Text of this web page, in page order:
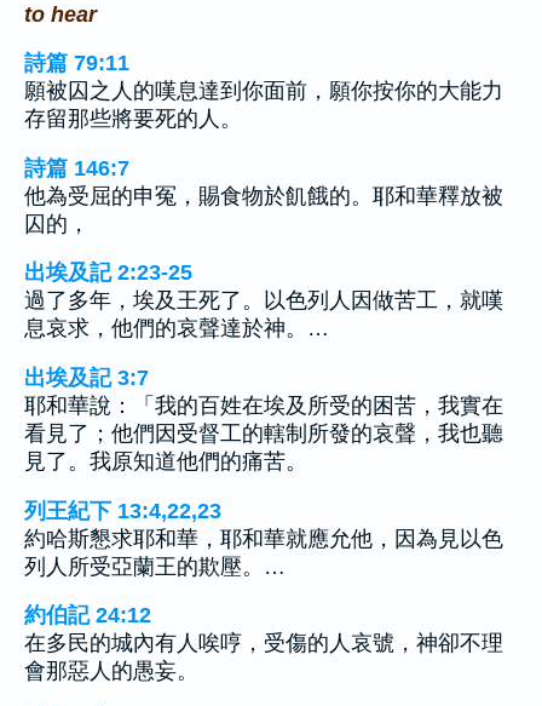
to hear
詩篇 79:11
願被囚之人的嘆息達到你面前，願你按你的大能力
存留那些將要死的人。
詩篇 146:7
他為受屈的申冤，賜食物於飢餓的。耶和華釋放被
囚的，
出埃及記 2:23-25
過了多年，埃及王死了。以色列人因做苦工，就嘆
息哀求，他們的哀聲達於神。…
出埃及記 3:7
耶和華說：「我的百姓在埃及所受的困苦，我實在
看見了；他們因受督工的轄制所發的哀聲，我也聽
見了。我原知道他們的痛苦。
列王紀下 13:4,22,23
約哈斯懇求耶和華，耶和華就應允他，因為見以色
列人所受亞蘭王的欺壓。…
約伯記 24:12
在多民的城內有人唉哼，受傷的人哀號，神卻不理
會那惡人的愚妄。